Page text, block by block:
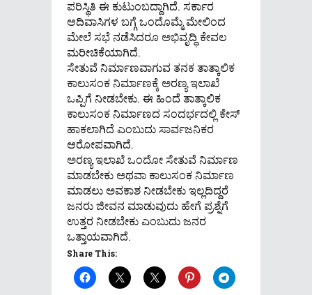
ಪರಿಸ್ಥಿತಿ ಈ ಕುಟುಂಬದ್ದಾಗಿದೆ. ಸರ್ಕಾರ
ಆದಿವಾಸಿಗಳ ಬಗ್ಗೆ ಒಂದೊಮ್ಮೆ ಮೇಲಿಂದ
ಮೇಲೆ ಸಭೆ ನಡೆಸಿದರೂ ಅಭಿವೃದ್ಧಿ ಕೇವಲ
ಮರೀಚಿಕೆಯಾಗಿದೆ.
ಸೇತುವೆ ನಿರ್ಮಾಣವಾಗುವ ತನಕ ತಾತ್ಕಾಲಿಕ
ಕಾಲುಸಂಕ ನಿರ್ಮಾಣಕ್ಕೆ ಅರಣ್ಯ ಇಲಾಖೆ
ಒಪ್ಪಿಗೆ ನೀಡಬೇಕು. ಈ ಹಿಂದೆ ತಾತ್ಕಾಲಿಕ
ಕಾಲುಸಂಕ ನಿರ್ಮಾಣದ ಸಂದರ್ಭದಲ್ಲಿ ಕೇಸ್
ಹಾಕಲಾಗಿದೆ ಎಂಬುದು ಸಾರ್ವಜನಿಕರ
ಆರೋಪವಾಗಿದೆ.
ಅರಣ್ಯ ಇಲಾಖೆ ಒಂದೋ ಸೇತುವೆ ನಿರ್ಮಾಣ
ಮಾಡಬೇಕು ಅಥವಾ ಕಾಲುಸಂಕ ನಿರ್ಮಾಣ
ಮಾಡಲು ಅವಕಾಶ ನೀಡಬೇಕು ಇಲ್ಲದಿದ್ದರೆ
ಜನರು ಜೀವನ ಮಾಡುವುದು ಹೇಗೆ ಪ್ರಶ್ನೆಗೆ
ಉತ್ತರ ನೀಡಬೇಕು ಎಂಬುದು ಜನರ
ಒತ್ತಾಯವಾಗಿದೆ.
Share This: